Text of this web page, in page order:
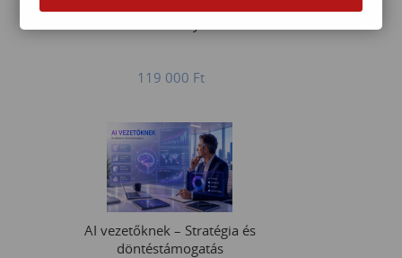
119 000 Ft
AI vezetőknek – Stratégia és
döntéstámogatás